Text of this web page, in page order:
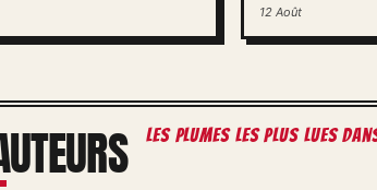
12 Août
les plumes les plus lues